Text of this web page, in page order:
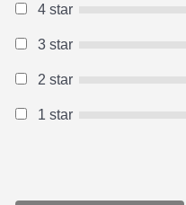
4 star
3 star
2 star
1 star